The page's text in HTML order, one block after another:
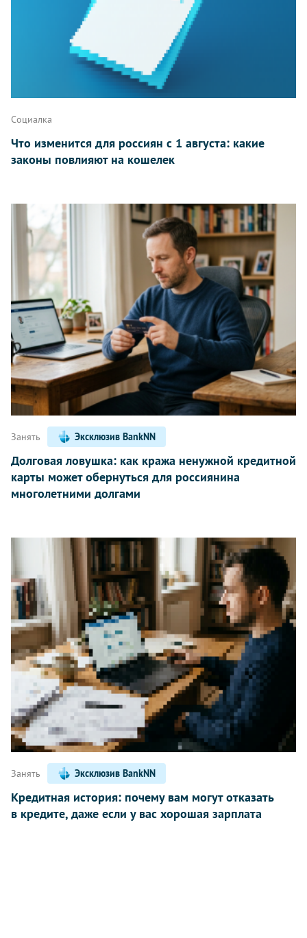
Написать
Социалка
Что изменится для россиян с 1 августа: какие
законы повлияют на кошелек
Занять Эксклюзив BankNN
Долговая ловушка: как кража ненужной кредитной
карты может обернуться для россиянина
многолетними долгами
Занять Эксклюзив BankNN
Кредитная история: почему вам могут отказать
в кредите, даже если у вас хорошая зарплата